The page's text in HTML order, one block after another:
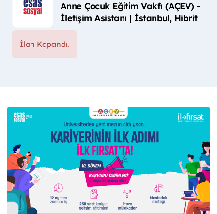
Anne Çocuk Eğitim Vakfı (AÇEV) -
İletişim Asistanı | İstanbul, Hibrit
İlan Kapandı.